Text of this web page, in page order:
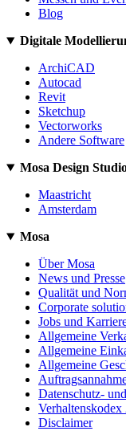
Blog
Digitale
ArchiCAD
Autocad
Revit
Sketchup
Vectorworks
Andere Software
Mosa Design
Maastricht
Amsterdam
Mosa
Über Mosa
News und Presse
Qualität und
Corporate
Jobs und
Allgemeine
Allgemeine
Allgemeine
Datenschutz-
Verhaltenskodex
Disclaimer